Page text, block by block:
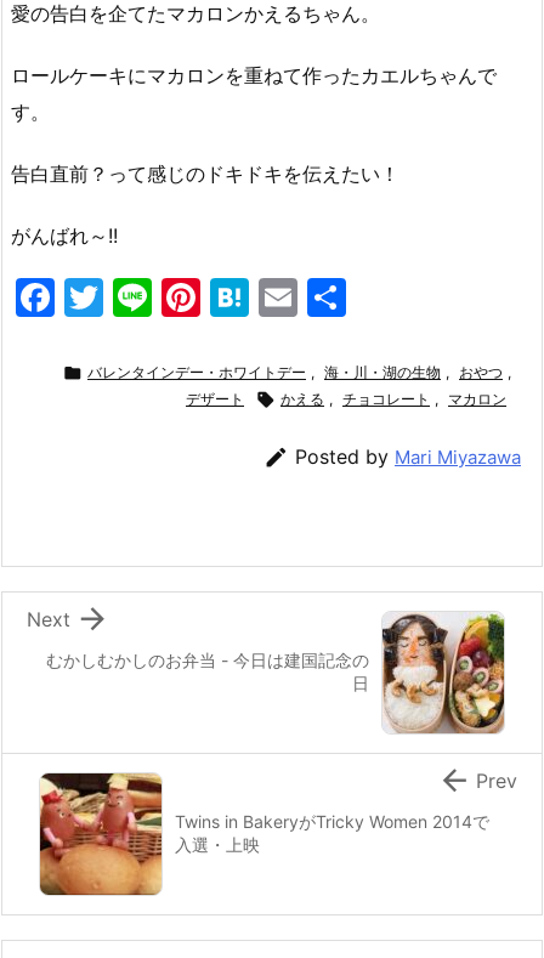
愛の告白を企てたマカロンかえるちゃん。
ロールケーキにマカロンを重ねて作ったカエルちゃんで
す。
告白直前？って感じのドキドキを伝えたい！
がんばれ～!!
F
c
k
T
itt
Li
e
Pi
er
e
H
e
n
a
E
ai
l
 バレンタインデー・ホワイトデー , 海・川・湖の生物 , おやつ ,
デザート
 かえる , チョコレート , マカロン
 Posted by Mari Miyazawa
むかしむかしのお弁当 - 今日は建国記念の
日

Next
Twins in BakeryがTricky Women 2014で
入選・上映
 Prev